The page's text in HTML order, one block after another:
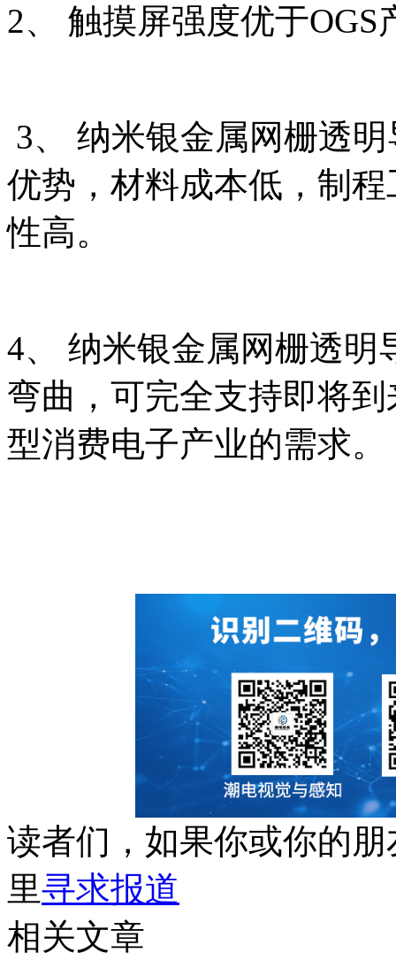
2、 触摸屏强度优于OGS
3、 纳米银金属网栅透
优势，材料成本低，制
性高。
4、 纳米银金属网栅透明
弯曲，可完全支持即将
型消费电子产业的需求。
读者们，如果你或你的
里寻求报道
相关文章